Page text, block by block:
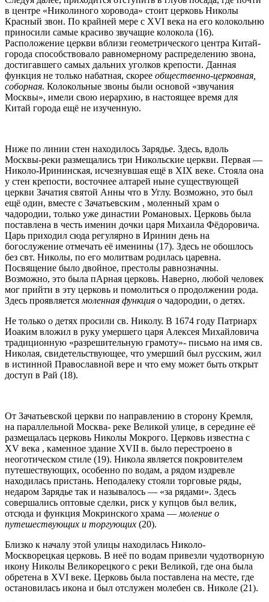
в центре «Николиного хоровода» стоит церковь Николы
Красный звон. По крайней мере с XVI века на его колокольню
приносили самые красиво звучащие колокола (16).
Расположение церкви вблизи геометрического центра Китай-
города способствовало равномерному распределению звона,
достигавшего самых дальних уголков крепости. Данная
функция не только набатная, скорее общественно-церковная,
соборная. Колокольные звоны были основой «звучания
Москвы», имели свою иерархию, в настоящее время для
Китай города ещё не изученную.
Ниже по линии стен находилось Зарядье. Здесь, вдоль
Москвы-реки размещались три Никольские церкви. Первая —
Николо-Ирининская, исчезнувшая ещё в XIX веке. Стояла она
у стен крепости, восточнее алтарей ныне существующей
церкви Зачатия святой Анны что в Углу. Возможно, это был
ещё один, вместе с Зачатьевским , моленный храм о
чадородии, только уже династии Романовых. Церковь была
поставлена в честь именин дочки царя Михаила Фёдоровича.
Царь приходил сюда регулярно в Иринин день на
богослужение отмечать её именины (17). Здесь не обошлось
без свт. Николы, по его молитвам родилась царевна.
Посвящение было двойное, престолы равнозначны.
Возможно, это была пАрная церковь. Наверно, любой человек
мог прийти в эту церковь и помолиться о продолжении рода.
Здесь проявляется моленная функция о чадородии, о детях.
Не только о детях просили св. Николу. В 1674 году Патриарх
Иоаким вложил в руку умершего царя Алексея Михайловича
традиционную «разрешительную грамоту»- письмо на имя св.
Николая, свидетельствующее, что умерший был русским, жил
в истинной Православной вере и что ему может быть открыт
доступ в Рай (18).
От Зачатьевской церкви по направлению в сторону Кремля,
на параллельной Москва- реке Великой улице, в середине её
размещалась церковь Николы Мокрого. Церковь известна с
XV века , каменное здание XVII в. было перестроено в
неоготическом стиле (19). Никола является покровителем
путешествующих, особенно по водам, а рядом издревле
находилась пристань. Неподалеку стояли торговые ряды,
недаром Зарядье так и называлось — «за рядами». Здесь
совершались оптовые сделки, риск у купцов был велик,
отсюда и функция Мокринского храма — моление о
путешествующих и торгующих (20).
Близко к началу этой улицы находилась Николо-
Москворецкая церковь. В неё по водам привезли чудотворную
икону Николы Великорецкого с реки Великой, где она была
обретена в XVI веке. Церковь была поставлена на месте, где
остановилась икона и был отслужен молебен св. Николе (21).